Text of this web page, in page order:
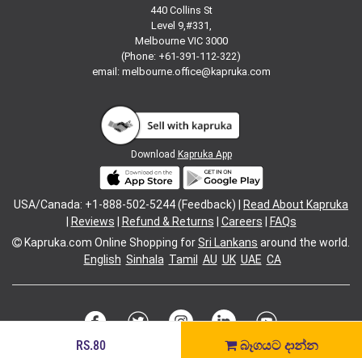
RS.80 බෑගයට දාන්න
440 Collins St
Level 9,#331,
Melbourne VIC 3000
(Phone: +61-391-112-322)
email: melbourne.office@kapruka.com
Download Kapruka App
USA/Canada: +1-888-502-5244 (Feedback) |
Read About Kapruka
Reviews Refund & Returns Careers
FAQs
Kapruka.com Online Shopping forSri Lankans around the world.
English Sinhala Tamil AU UK UAE CA